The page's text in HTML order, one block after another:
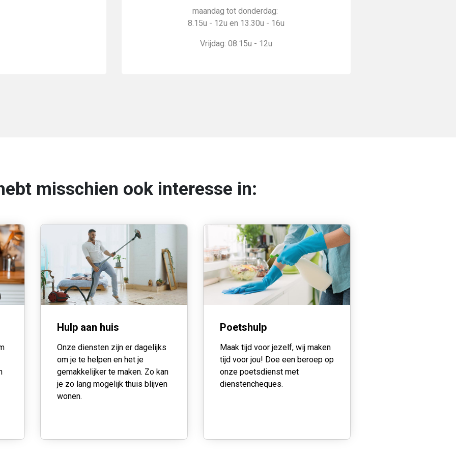
maandag tot donderdag:
8.15u - 12u en 13.30u - 16u
Vrijdag: 08.15u - 12u
misschien ook interesse in:
Hulp aan huis
Onze diensten zijn er dagelijks
om je te helpen en het je
gemakkelijker te maken. Zo kan
je zo lang mogelijk thuis blijven
wonen.
Poetshulp
Maak tijd voor jezelf, wij maken
tijd voor jou! Doe een beroep op
onze poetsdienst met
dienstencheques.